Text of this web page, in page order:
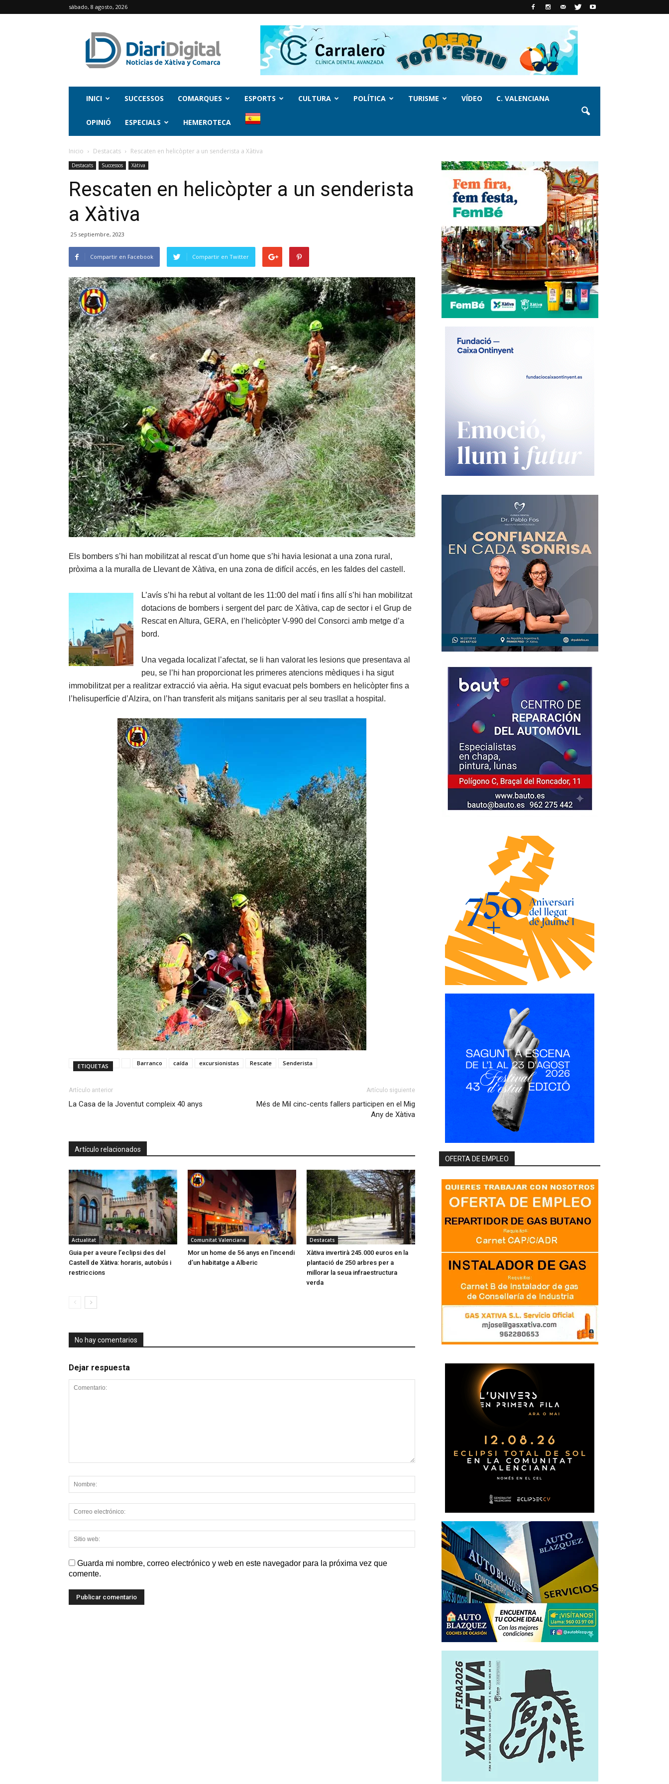
sábado, 8 agosto, 2026
INICI SUCCESSOS COMARQUES ESPORTS CULTURA POLÍTICA TURISME VÍDEO C. VALENCIANA
OPINIÓ ESPECIALS HEMEROTECA
Inicio Destacats Rescaten en helicòpter a un senderista a Xàtiva
Destacats Successos Xàtiva
Rescaten en helicòpter a un senderista
a Xàtiva
25 septiembre, 2023
Compartir en Facebook Compartir en Twitter
Els bombers s’hi han mobilitzat al rescat d’un home que s’hi havia lesionat a una zona rural,
pròxima a la muralla de Llevant de Xàtiva, en una zona de difícil accés, en les faldes del castell.
L’avís s’hi ha rebut al voltant de les 11:00 del matí i fins allí s’hi han mobilitzat
dotacions de bombers i sergent del parc de Xàtiva, cap de sector i el Grup de
Rescat en Altura, GERA, en l’helicòpter V-990 del Consorci amb metge d’a
bord.
Una vegada localizat l’afectat, se li han valorat les lesions que presentava al
peu, se l’hi han proporcionat les primeres atencions mèdiques i ha sigut
immobilitzat per a realitzar extracció via aèria. Ha sigut evacuat pels bombers en helicòpter fins a
l’helisuperfície d’Alzira, on l’han transferit als mitjans sanitaris per al seu trasllat a hospital.
ETIQUETAS Barranco caída excursionistas Rescate Senderista
Artículo anterior
La Casa de la Joventut compleix 40 anys
Artículo siguiente
Més de Mil cinc-cents fallers participen en el Mig
Any de Xàtiva
Artículo relacionados
Actualitat
Guia per a veure l’eclipsi des del
Castell de Xàtiva: horaris, autobús i
restriccions
Comunitat Valenciana
Mor un home de 56 anys en l’incendi
d’un habitatge a Alberic
Destacats
Xàtiva invertirà 245.000 euros en la
plantació de 250 arbres per a
millorar la seua infraestructura
verda
No hay comentarios
Dejar respuesta
Guarda mi nombre, correo electrónico y web en este navegador para la próxima vez que
comente.
OFERTA DE EMPLEO